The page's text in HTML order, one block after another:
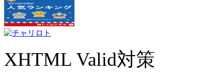
XHTML Valid対策